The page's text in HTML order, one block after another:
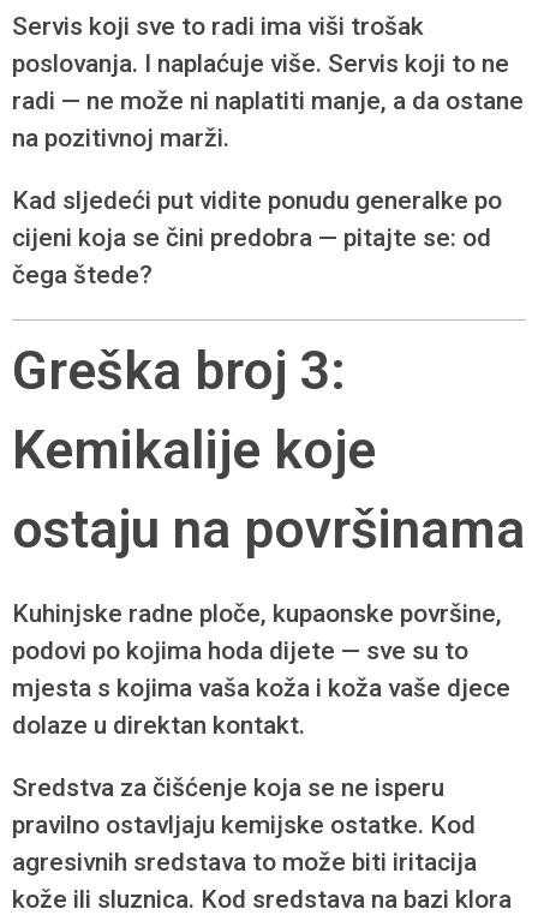
Servis koji sve to radi ima viši trošak
poslovanja. I naplaćuje više. Servis koji to ne
radi — ne može ni naplatiti manje, a da ostane
na pozitivnoj marži.
Kad sljedeći put vidite ponudu generalke po
cijeni koja se čini predobra — pitajte se: od
čega štede?
Greška broj 3:
Kemikalije koje
ostaju na površinama
Kuhinjske radne ploče, kupaonske površine,
podovi po kojima hoda dijete — sve su to
mjesta s kojima vaša koža i koža vaše djece
dolaze u direktan kontakt.
Sredstva za čišćenje koja se ne isperu
pravilno ostavljaju kemijske ostatke. Kod
agresivnih sredstava to može biti iritacija
kože ili sluznica. Kod sredstava na bazi klora